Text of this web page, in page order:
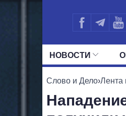
НОВОСТИ
Слово и Дело›Лента